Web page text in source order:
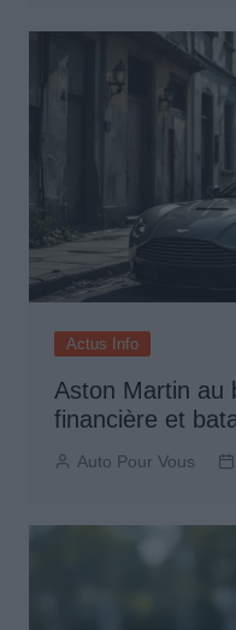
Actus Info
Aston Martin au
financière et
Auto Pour Vous